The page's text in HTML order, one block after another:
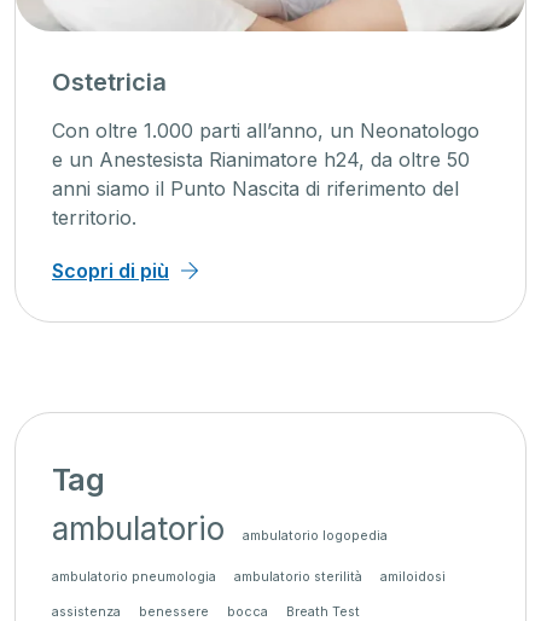
Ostetricia
Con oltre 1.000 parti all’anno, un Neonatologo
e un Anestesista Rianimatore h24, da oltre 50
anni siamo il Punto Nascita di riferimento del
territorio.
Scopri di più
Tag
ambulatorio ambulatorio logopedia
ambulatorio pneumologia ambulatorio sterilità amiloidosi
assistenza benessere bocca Breath Test